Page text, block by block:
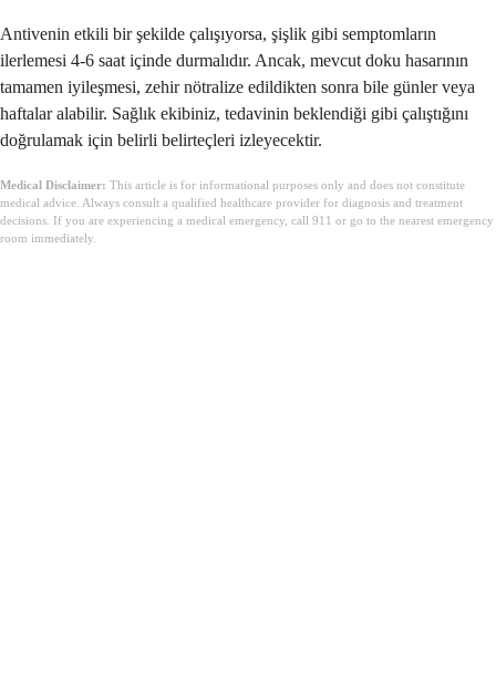
Antivenin etkili bir şekilde çalışıyorsa, şişlik gibi semptomların
ilerlemesi 4-6 saat içinde durmalıdır. Ancak, mevcut doku hasarının
tamamen iyileşmesi, zehir nötralize edildikten sonra bile günler veya
haftalar alabilir. Sağlık ekibiniz, tedavinin beklendiği gibi çalıştığını
doğrulamak için belirli belirteçleri izleyecektir.
Medical Disclaimer: This article is for informational purposes only and does not constitute
medical advice. Always consult a qualified healthcare provider for diagnosis and treatment
decisions. If you are experiencing a medical emergency, call 911 or go to the nearest emergency
room immediately.